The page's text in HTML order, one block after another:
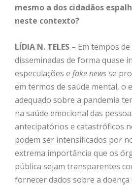
mesmo a dos cidadãos
neste contexto?
LÍDIA N. TELES – Em tempos
disseminadas de forma quase
especulações e fake newsse
em termos de saúde mental, o
adequado sobre a pandemia
na saúde emocional das
antecipatórios e catastróficos
podem ser intensificados por
extrema importância que os
pública sejam transparentes
fornecer dados sobre a